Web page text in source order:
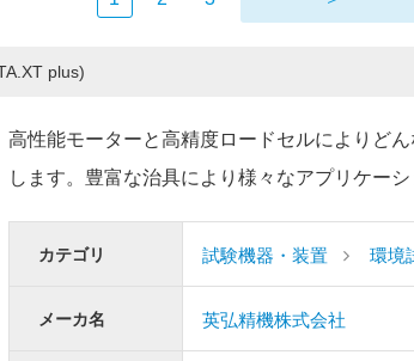
plus)
高性能モーターと高精度ロードセルによりど
します。豊富な治具により様々なアプリケーシ
カテゴリ 試験機器・装置 環境
メーカ名 英弘精機株式会社